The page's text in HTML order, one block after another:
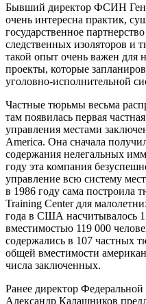
Бывший директор ФСИН
очень интересна практик,
государственное
следственных изоляторов и
такой опыт очень важен для
проекты, которые
уголовно-исполнительной
Частные тюрьмы весьма
там появилась первая
управления местами
America. Она сначала
содержания нелегальных
году эта компания
управление всю систему
в 1986 году сама построила
Training Center для
года в США насчитывалось
вместимостью 119 000
содержались в 107 частных
общей вместимости
числа заключенных.
Ранее директор
Александр Калашников